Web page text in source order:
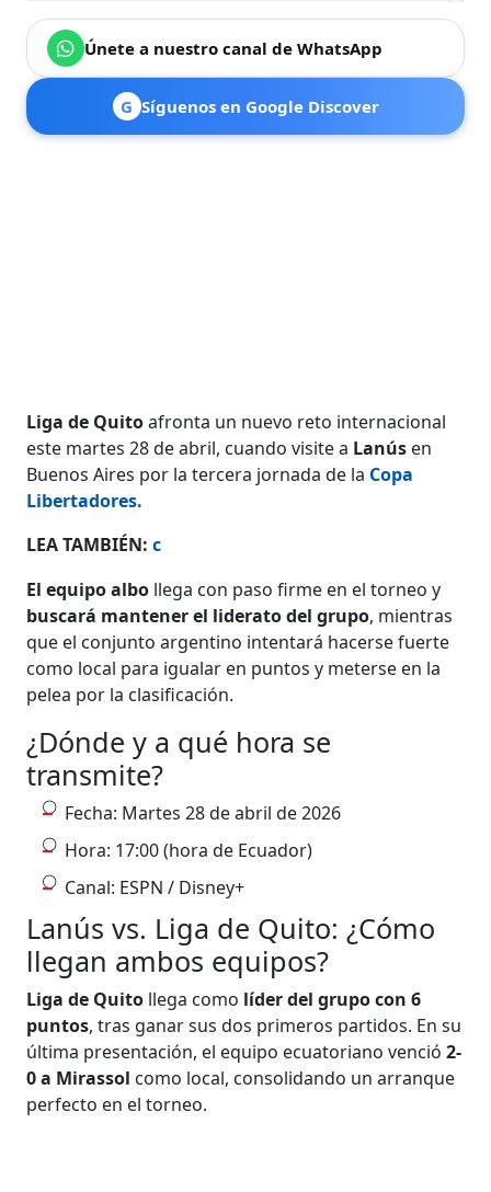
Únete a nuestro canal de WhatsApp
G Síguenos en Google Discover
Liga de Quitoafronta un nuevo reto internacional
este martes 28 de abril, cuando visite a Lanús en
Buenos Aires por la tercera jornada de la Copa
Libertadores.
LEA TAMBIÉN:c
El equipo albo llega con paso firme en el torneo y
buscará mantener el liderato del grupo, mientras
que el conjunto argentino intentará hacerse fuerte
como local para igualar en puntos y meterse en la
pelea por la clasificación.
¿Dónde y a qué hora se
transmite?
Fecha: Martes 28 de abril de 2026
Hora: 17:00 (hora de Ecuador)
Canal: ESPN / Disney+
Lanús vs. Liga de Quito: ¿Cómo
llegan ambos equipos?
Liga de Quito llega como líder del grupo con 6
puntos, tras ganar sus dos primeros partidos. En su
última presentación, el equipo ecuatoriano venció2-
0 a Mirassol como local, consolidando un arranque
perfecto en el torneo.